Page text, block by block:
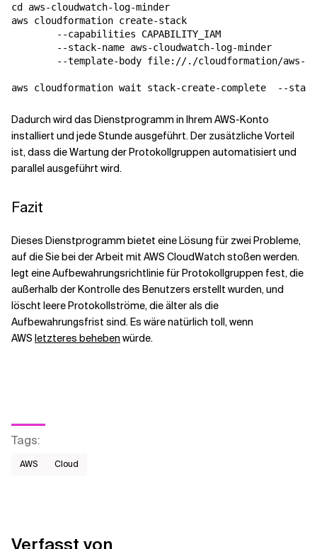
cd aws-cloudwatch-log-minder
aws cloudformation create-stack
        --capabilities CAPABILITY_IAM
        --stack-name aws-cloudwatch-log-minder
--template-body file://./cloudformation/aws-
Dadurch wird das Dienstprogramm in Ihrem AWS-Konto
installiert und jede Stunde ausgeführt. Der zusätzliche Vorteil
ist, dass die Wartung der Protokollgruppen automatisiert und
parallel ausgeführt wird.
Fazit
Dieses Dienstprogramm bietet eine Lösung für zwei Probleme,
auf die Sie bei der Arbeit mit AWS CloudWatch stoßen werden.
legt eine Aufbewahrungsrichtlinie für Protokollgruppen fest, die
außerhalb der Kontrolle des Benutzers erstellt wurden, und
löscht leere Protokollströme, die älter als die
Aufbewahrungsfrist sind. Es wäre natürlich toll, wenn
AWS letzteres beheben würde.
Tags:
AWS​ Cloud
Verfasst von